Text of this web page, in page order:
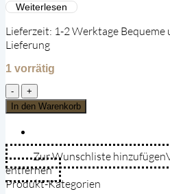
Weiterlesen
Lieferzeit: 1-2 Werktage
Lieferung
1 vorrätig
Mulberry
Mongoose
-
Halskette
aus
Türkisfarbenen
Schlingendrahtgliedern
Menge
In den Warenkorb
Zur Wunschliste hinzufügen
entfernen
Produkt-Kategorien